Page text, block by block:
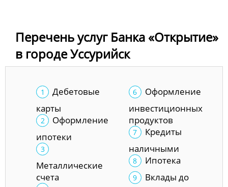
Перечень услуг Банка «Открытие»
в городе Уссурийск
Дебетовые
карты
Оформление
ипотеки
Металлические
счета
Оформление
инвестиционных
продуктов
Кредиты
наличными
Ипотека
Вклады до